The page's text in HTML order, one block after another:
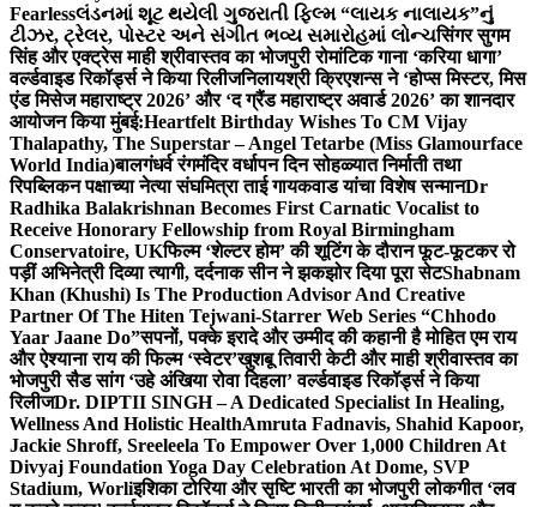
Fearlessલંડનમાં શૂટ થયેલી ગુજરાતી ફિલ્મ “લાયક નાલાયક”નું
ટીઝર, ટ્રેલર, પોસ્ટર અને સંગીત ભવ્ય સમારોહમાં લોન્ચसिंगर सुगम
सिंह और एक्ट्रेस माही श्रीवास्तव का भोजपुरी रोमांटिक गाना ‘करिया धागा’
वर्ल्डवाइड रिकॉर्ड्स ने किया रिलीजनिलायश्री क्रिएशन्स ने ‘होप्स मिस्टर, मिस
एंड मिसेज महाराष्ट्र 2026’ और ‘द ग्रैंड महाराष्ट्र अवार्ड 2026’ का शानदार
आयोजन किया मुंबई:Heartfelt Birthday Wishes To CM Vijay
Thalapathy, The Superstar – Angel Tetarbe (Miss Glamourface
World India)बालगंधर्व रंगमंदिर वर्धापन दिन सोहळ्यात निर्माती तथा
रिपब्लिकन पक्षाच्या नेत्या संघमित्रा ताई गायकवाड यांचा विशेष सन्मानDr
Radhika Balakrishnan Becomes First Carnatic Vocalist to
Receive Honorary Fellowship from Royal Birmingham
Conservatoire, UKफिल्म ‘शेल्टर होम’ की शूटिंग के दौरान फूट-फूटकर रो
पड़ीं अभिनेत्री दिव्या त्यागी, दर्दनाक सीन ने झकझोर दिया पूरा सेटShabnam
Khan (Khushi) Is The Production Advisor And Creative
Partner Of The Hiten Tejwani-Starrer Web Series “Chhodo
Yaar Jaane Do”सपनों, पक्के इरादे और उम्मीद की कहानी है मोहित एम राय
और ऐश्याना राय की फिल्म ‘स्वेटर’खुशबू तिवारी केटी और माही श्रीवास्तव का
भोजपुरी सैड सांग ‘उहे अंखिया रोवा दिहला’ वर्ल्डवाइड रिकॉर्ड्स ने किया
रिलीजDr. DIPTII SINGH – A Dedicated Specialist In Healing,
Wellness And Holistic HealthAmruta Fadnavis, Shahid Kapoor,
Jackie Shroff, Sreeleela To Empower Over 1,000 Children At
Divyaj Foundation Yoga Day Celebration At Dome, SVP
Stadium, Worliइशिका टोरिया और सृष्टि भारती का भोजपुरी लोकगीत ‘लव